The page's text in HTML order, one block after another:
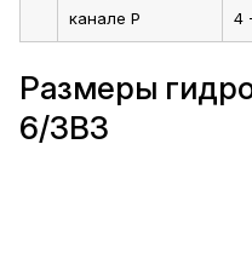
канале P
4
Размеры
6/3В3